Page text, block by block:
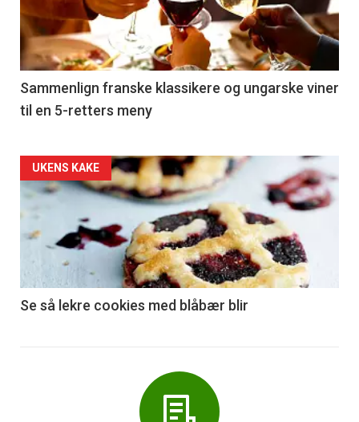
nå
-
5
Sammenlign franske klassikere og ungarske viner
til en 5-retters meny
Forsiden
akkurat
nå
6
UKENS KAKE
Se så lekre cookies med blåbær blir